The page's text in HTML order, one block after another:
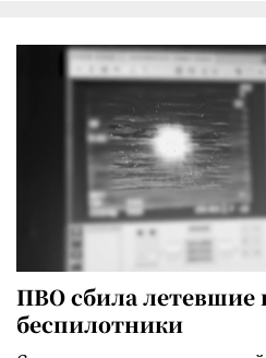
ПВО сбила летевшие
беспилотники